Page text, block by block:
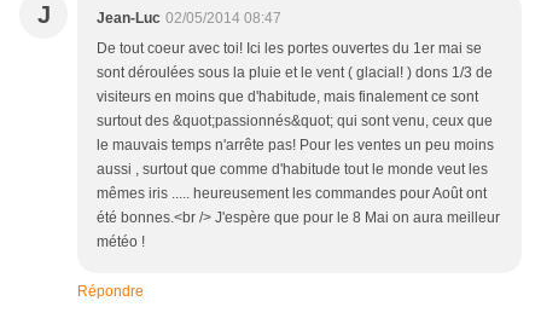
J Jean-Luc 02/05/2014 08:47
De tout coeur avec toi! Ici les portes ouvertes du 1er mai se
sont déroulées sous la pluie et le vent ( glacial! ) dons 1/3 de
visiteurs en moins que d'habitude, mais finalement ce sont
surtout des &quot;passionnés&quot; qui sont venu, ceux que
le mauvais temps n'arrête pas! Pour les ventes un peu moins
aussi , surtout que comme d'habitude tout le monde veut les
mêmes iris ..... heureusement les commandes pour Août ont
été bonnes.<br /> J'espère que pour le 8 Mai on aura meilleur
météo !
Répondre